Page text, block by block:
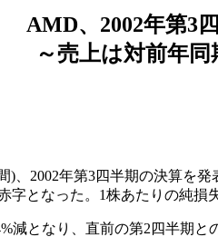
AMD、2002年第3
～売上は対前年
)、2002年第3四半期の決算を
字となった。1株あたりの純損
減となり、直前の第2四半期と